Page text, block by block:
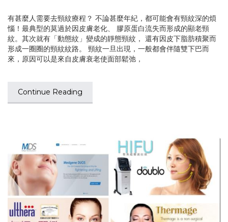
有甚麼人需要去頸紋療程？ 不論甚麼年紀，都可能會有頸紋深的煩
惱！最典型的莫過於因皮膚老化、 膠原蛋白流失而形成的顯老頸
紋。其次就有「動態紋」變成的靜態頸紋， 還有因皮下脂肪積聚而
形成一圈圈的頸紋紋路。 頸紋一旦出現，一般都會伴隨雙下巴而
來，原因可以是來自皮膚衰老使面部鬆弛，
Continue Reading